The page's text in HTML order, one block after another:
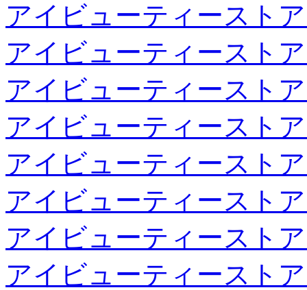
アイビューティースト
アイビューティースト
アイビューティースト
アイビューティースト
アイビューティースト
アイビューティースト
アイビューティースト
アイビューティースト